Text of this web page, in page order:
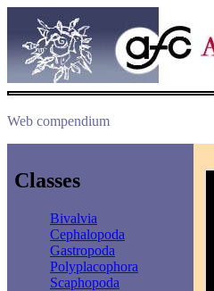
Web compendium
Classes
Bivalvia
Cephalopoda
Gastropoda
Polyplacophora
Scaphopoda